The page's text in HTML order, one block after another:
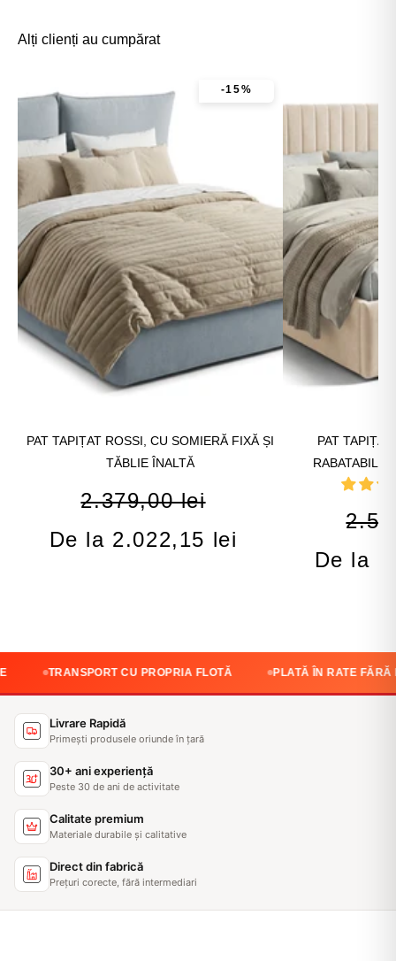
Alți clienți au cumpărat
-15%
PAT TAPIȚAT ROSSI, CU SOMIERĂ FIXĂ ȘI
TĂBLIE ÎNALTĂ
2.379,00 lei
De la 2.022,15 lei
PAT
RABATABILĂ
De la
CU PROPRIA FLOTĂ PLATĂ ÎN RATE FĂRĂ DOBÂNDĂ
Livrare Rapidă
Primești produsele oriunde în țară
30+ ani experiență
Peste 30 de ani de activitate
Calitate premium
Materiale durabile și calitative
Direct din fabrică
Prețuri corecte, fără intermediari